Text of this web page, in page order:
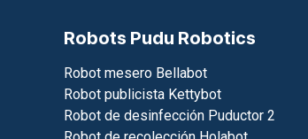
Robots Pudu Robotics
Robot mesero Bellabot
Robot publicista Kettybot
Robot de desinfección Puductor 2